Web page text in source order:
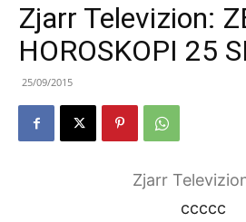
Zjarr Televizion:
HOROSKOPI 25
25/09/2015
Zjarr
ccccc